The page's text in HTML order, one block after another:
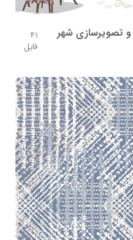
و تصویرسازی شهر
41
فایل